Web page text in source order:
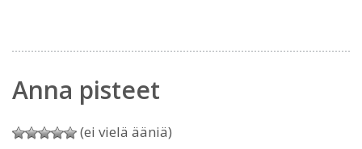
Anna pisteet
(ei vielä ääniä)